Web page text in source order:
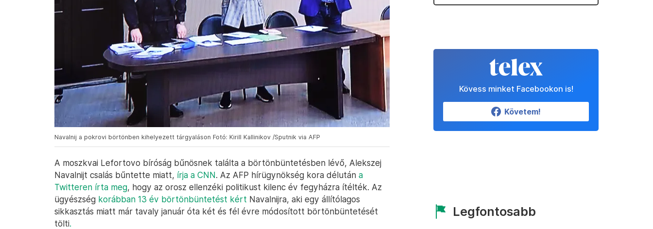
Navalnij a pokrovi börtönben kihelyezett tárgyaláson Fotó: Kirill Kallinikov /Sputnik via AFP
A moszkvai Lefortovo bíróság bűnösnek találta a börtönbüntetésben lévő, Alekszej
Navalnijt csalás bűntette miatt, írja a CNN. Az AFP hírügynökség kora délután a
Twitteren írta meg, hogy az orosz ellenzéki politikust kilenc év fegyházra ítélték. Az
ügyészség korábban 13 év börtönbüntetést kért Navalnijra, aki egy állítólagos
sikkasztás miatt már tavaly január óta két és fél évre módosított börtönbüntetését
tölti.
Kövess minket Facebookon is!
Követem!
Legfontosabb